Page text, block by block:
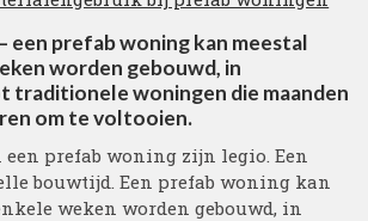
een prefab woning kan meestal
worden gebouwd, in
woningen die maanden
om te voltooien.
een prefab woning zijn legio. Een
bouwtijd. Een prefab woning kan
weken worden gebouwd, in